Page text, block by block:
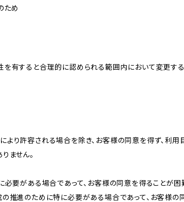
ため
を有すると合理的に認められる範囲内において変更す
より許容される場合を除き、お客様の同意を得ず、利
ません。
必要がある場合であって、お客様の同意を得ることが困
推進のために特に必要がある場合であって、お客様の